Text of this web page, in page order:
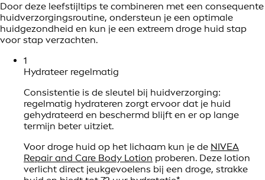
Door deze leefstijltips te combineren met een consequente
huidverzorgingsroutine, ondersteun je een optimale
huidgezondheid en kun je een extreem droge huid stap
voor stap verzachten.
1
Hydrateer regelmatig
Consistentie is de sleutel bij huidverzorging:
regelmatig hydrateren zorgt ervoor dat je huid
gehydrateerd en beschermd blijft en er op lange
termijn beter uitziet.
Voor droge huid op het lichaam kun je de NIVEA
Repair and Care Body Lotion proberen. Deze lotion
verlicht direct jeukgevoelens bij een droge, strakke